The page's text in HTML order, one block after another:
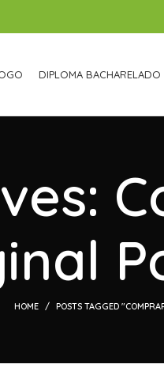
DIPLOMA BACHARELADO
HOME POSTS TAGGED